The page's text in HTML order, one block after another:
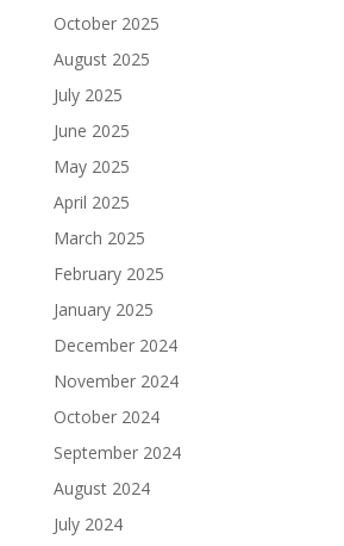
October 2025
August 2025
July 2025
June 2025
May 2025
April 2025
March 2025
February 2025
January 2025
December 2024
November 2024
October 2024
September 2024
August 2024
July 2024